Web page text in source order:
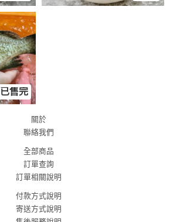
已售完
關於
聯絡我們
全部商品
訂單查詢
訂單相關說明
付款方式說明
寄送方式說明